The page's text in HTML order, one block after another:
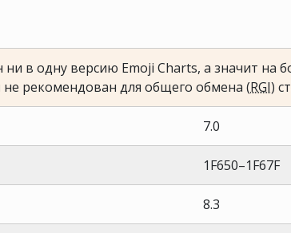
в одну версию Emoji Charts, а значит на
рекомендован для общего обмена (RGI)
7.0
1F650–1F67F
8.3